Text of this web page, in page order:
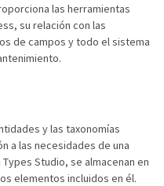
las herramientas
su relación con las
de campos y todo el sistema
y las taxonomías
a las necesidades de una
Studio, se almacenan en
elementos incluidos en él.